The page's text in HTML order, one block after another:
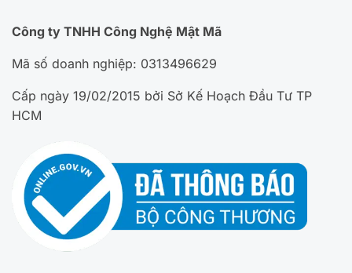
Công ty TNHH Công Nghệ Mật Mã
Mã số doanh nghiệp: 0313496629
Cấp ngày 19/02/2015 bởi Sở Kế Hoạch Đầu Tư TP
HCM